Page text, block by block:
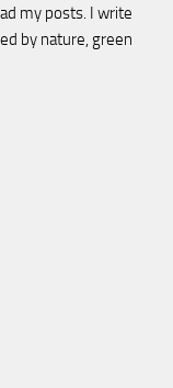
my posts. I write
by nature, green